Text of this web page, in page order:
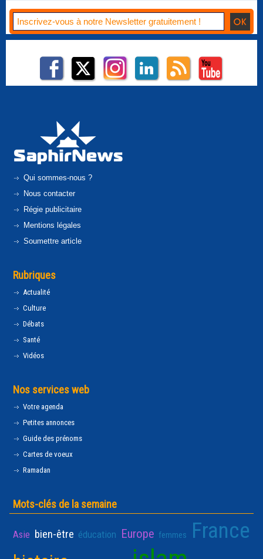
Qui sommes-nous ?
Nous contacter
Régie publicitaire
Mentions légales
Soumettre article
Rubriques
Actualité
Culture
Débats
Santé
Vidéos
Nos services web
Votre agenda
Petites annonces
Guide des prénoms
Cartes de voeux
Ramadan
Mots-clés de la semaine
Asie bien-être éducation Europe femmes France